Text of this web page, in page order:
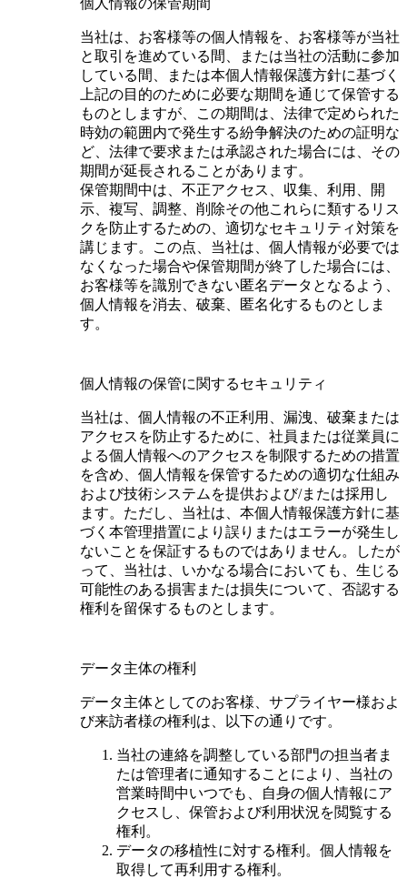
当社は、お客様等の個人情報を、お客様等が当社
と取引を進めている間、または当社の活動に参加
している間、または本個人情報保護方針に基づく
上記の目的のために必要な期間を通じて保管する
ものとしますが、この期間は、法律で定められた
時効の範囲内で発生する紛争解決のための証明な
ど、法律で要求または承認された場合には、その
期間が延長されることがあります。
保管期間中は、不正アクセス、収集、利用、開
示、複写、調整、削除その他これらに類するリス
クを防止するための、適切なセキュリティ対策を
講じます。この点、当社は、個人情報が必要では
なくなった場合や保管期間が終了した場合には、
お客様等を識別できない匿名データとなるよう、
個人情報を消去、破棄、匿名化するものとしま
す。
個人情報の保管に関するセキュリティ
当社は、個人情報の不正利用、漏洩、破棄または
アクセスを防止するために、社員または従業員に
よる個人情報へのアクセスを制限するための措置
を含め、個人情報を保管するための適切な仕組み
および技術システムを提供および/または採用し
ます。ただし、当社は、本個人情報保護方針に基
づく本管理措置により誤りまたはエラーが発生し
ないことを保証するものではありません。したが
って、当社は、いかなる場合においても、生じる
可能性のある損害または損失について、否認する
権利を留保するものとします。
データ主体の権利
データ主体としてのお客様、サプライヤー様およ
び来訪者様の権利は、以下の通りです。
当社の連絡を調整している部門の担当者ま
たは管理者に通知することにより、当社の
営業時間中いつでも、自身の個人情報にア
クセスし、保管および利用状況を閲覧する
権利。
データの移植性に対する権利。個人情報を
取得して再利用する権利。